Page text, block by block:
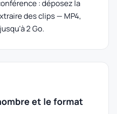
: déposez la
des clips — MP4,
2 Go.
et le format